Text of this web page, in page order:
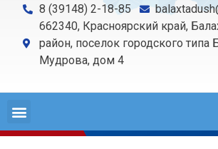
8 (39148) 2-18-85
662340, Красноярский край,
район, поселок городского типа
Мудрова, дом 4